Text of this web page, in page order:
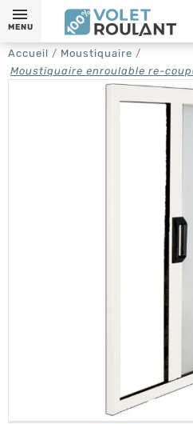
MENU
Accueil
Moustiquaire
Moustiquaire enroulable re-